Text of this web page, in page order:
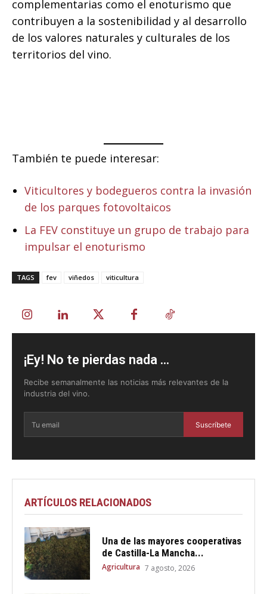
complementarias como el enoturismo que
contribuyen a la sostenibilidad y al desarrollo
de los valores naturales y culturales de los
territorios del vino.
También te puede interesar:
Viticultores y bodegueros contra la invasión
de los parques fotovoltaicos
La FEV constituye un grupo de trabajo para
impulsar el enoturismo
TAGS fev viñedos viticultura
¡Ey! No te pierdas nada ...
Recibe semanalmente las noticias más relevantes de la
industria del vino.
Suscríbete
ARTÍCULOS RELACIONADOS
Una de las mayores cooperativas
de Castilla-La Mancha...
Agricultura 7 agosto, 2026